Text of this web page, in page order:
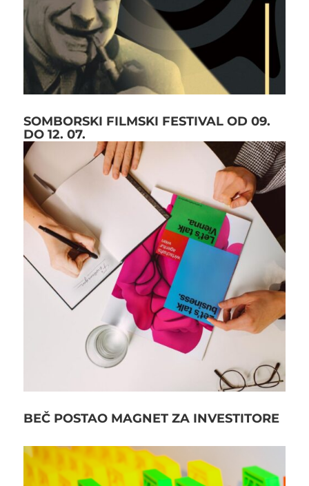
SOMBORSKI FILMSKI FESTIVAL OD 09.
DO 12. 07.
BEČ POSTAO MAGNET ZA INVESTITORE